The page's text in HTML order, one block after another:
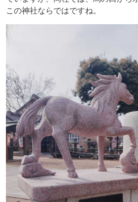
この神社ならではですね。